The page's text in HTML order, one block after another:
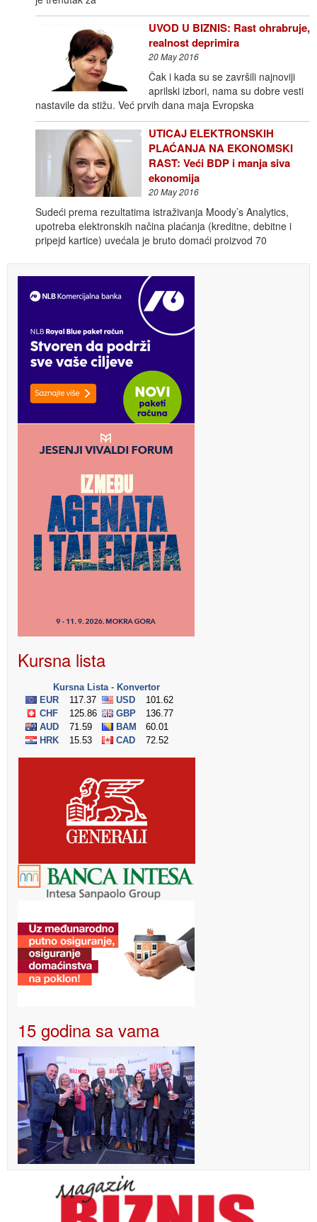
UVOD U BIZNIS: Rast ohrabruje,
realnost deprimira
20 May 2016
Čak i kada su se završili najnoviji
aprilski izbori, nama su dobre vesti
nastavile da stižu. Već prvih dana maja Evropska
UTICAJ ELEKTRONSKIH
PLAĆANJA NA EKONOMSKI
RAST: Veći BDP i manja siva
ekonomija
20 May 2016
Sudeći prema rezultatima istraživanja Moody’s Analytics,
upotreba elektronskih načina plaćanja (kreditne, debitne i
pripejd kartice) uvećala je bruto domaći proizvod 70
Kursna lista
15 godina sa vama